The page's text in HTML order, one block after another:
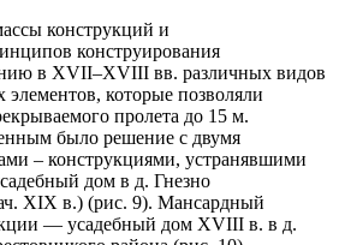
конструкций и
конструирования
в XVII–XVIII вв. различных видов
которые позволяли
пролета до 15 м.
было решение с двумя
– конструкциями, устранявшими
дом в д. Гнезно
XIX в.) (рис. 9). Мансардный
— усадебный дом XVIII в. в д.